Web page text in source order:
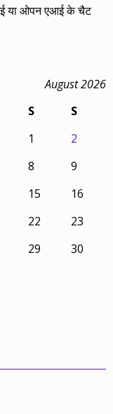
या ओपन एआई के चैट
August 2026
S
S
1
2
8
9
15
16
22
23
29
30